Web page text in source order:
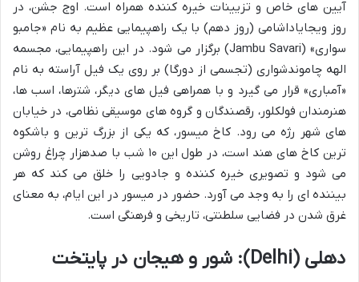
آیین های خاص و تزیینات خیره کننده همراه است. اوج جشن، در
روز ویجایاداشامی (روز دهم) با یک راهپیمایی عظیم به نام «جامبو
سواری» (Jambu Savari) برگزار می شود. در این راهپیمایی، مجسمه
الهه چاموندشواری (تجسمی از دورگا) بر روی یک فیل آراسته به نام
«آمباری» قرار می گیرد و با همراهی فیل های دیگر، شترها، اسب ها،
هنرمندان فولکلور، رقصندگان و گروه های موسیقی نظامی، در خیابان
های شهر رژه می رود. کاخ میسور، که یکی از بزرگ ترین و باشکوه
ترین کاخ های هند است، در طول این ۱۰ شب با صدهزار چراغ روشن
می شود و تصویری خیره کننده و جادویی را خلق می کند که هر
بیننده ای را به وجد می آورد. حضور در میسور در این ایام، به معنای
غرق شدن در فضایی سلطنتی، تاریخی و فرهنگی است.
دهلی (Delhi): شور و هیجان در پایتخت